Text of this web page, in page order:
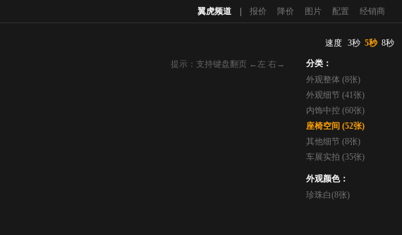
翼虎频道 报价 降价 图片 配置 经销商
提示：支持键盘翻页 ←左 右→
速度 3秒 5秒 8秒
分类：
外观整体 (8张)
外观细节 (41张)
内饰中控 (60张)
座椅空间 (52张)
其他细节 (8张)
车展实拍 (35张)
外观颜色：
珍珠白(8张)